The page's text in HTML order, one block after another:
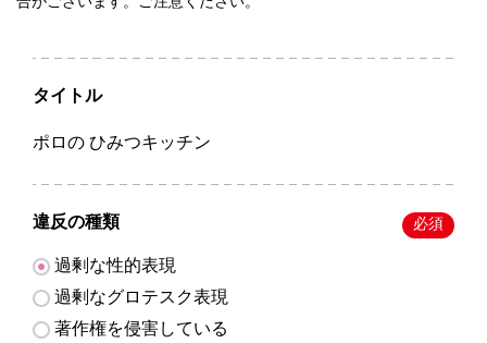
タイトル
ポロの ひみつキッチン
違反の種類 必須
過剰な性的表現
過剰なグロテスク表現
著作権を侵害している